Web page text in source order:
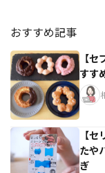
おすすめ記事
【
すす
【
たや
ぎ